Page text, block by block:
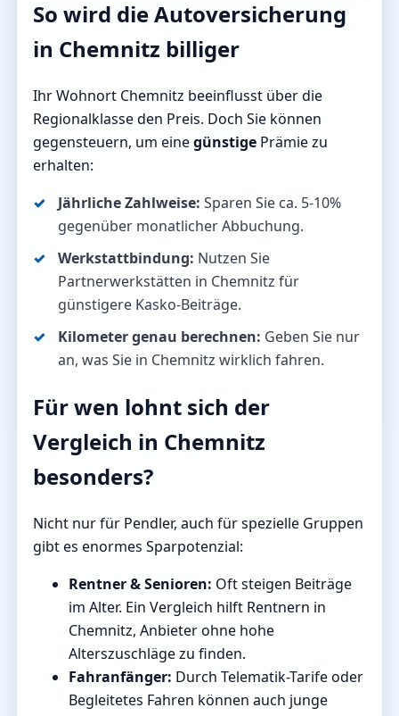
So wird die Autoversicherung
in Chemnitz billiger
Ihr Wohnort Chemnitz beeinflusst über die
Regionalklasse den Preis. Doch Sie können
gegensteuern, um einegünstige Prämie zu
erhalten:
Jährliche Zahlweise: Sparen Sie ca. 5-10%
gegenüber monatlicher Abbuchung.
Werkstattbindung: Nutzen Sie
Partnerwerkstätten in Chemnitz für
günstigere Kasko-Beiträge.
Kilometer genau berechnen: Geben Sie nur
an, was Sie in Chemnitz wirklich fahren.
Für wen lohnt sich der
Vergleich in Chemnitz
besonders?
Nicht nur für Pendler, auch für spezielle Gruppen
gibt es enormes Sparpotenzial:
Rentner & Senioren: Oft steigen Beiträge
im Alter. Ein Vergleich hilft Rentnern in
Chemnitz, Anbieter ohne hohe
Alterszuschläge zu finden.
Fahranfänger: Durch Telematik-Tarife oder
Begleitetes Fahren können auch junge